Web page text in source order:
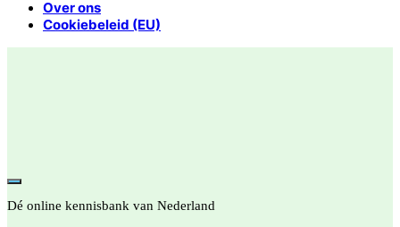
Over ons
Cookiebeleid (EU)
Dé online kennisbank van Nederland